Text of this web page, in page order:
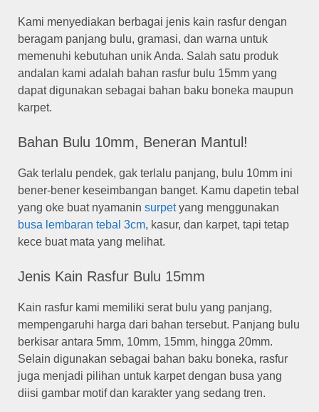
Kami menyediakan berbagai jenis kain rasfur dengan
beragam panjang bulu, gramasi, dan warna untuk
memenuhi kebutuhan unik Anda. Salah satu produk
andalan kami adalah bahan rasfur bulu 15mm yang
dapat digunakan sebagai bahan baku boneka maupun
karpet.
Bahan Bulu 10mm, Beneran Mantul!
Gak terlalu pendek, gak terlalu panjang, bulu 10mm ini
bener-bener keseimbangan banget. Kamu dapetin tebal
yang oke buat nyamanin surpetyang menggunakan
busa lembaran tebal 3cm, kasur, dan karpet, tapi tetap
kece buat mata yang melihat.
Jenis Kain Rasfur Bulu 15mm
Kain rasfur kami memiliki serat bulu yang panjang,
mempengaruhi harga dari bahan tersebut. Panjang bulu
berkisar antara 5mm, 10mm, 15mm, hingga 20mm.
Selain digunakan sebagai bahan baku boneka, rasfur
juga menjadi pilihan untuk karpet dengan busa yang
diisi gambar motif dan karakter yang sedang tren.